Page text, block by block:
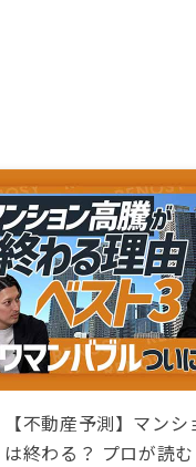
【不動産予測】マン
は終わる？ プロが読